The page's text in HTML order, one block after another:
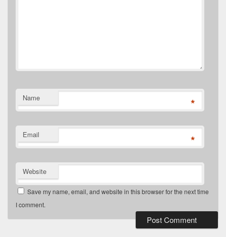
Name *
Email *
Website
Save my name, email, and website in this browser for the next time
I comment.